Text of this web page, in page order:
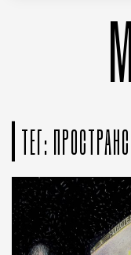
ТЕГ: